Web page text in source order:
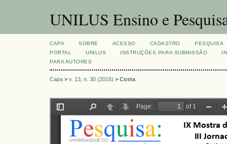
UNILUS Ensino e
CAPA SOBRE ACESSO CADASTRO
PESQUISA
PORTAL
UNILUS INSTRUÇÕES PARA SUBMISSÃO
PARA AUTORES
Capa > v. 13, n. 30 (2016) > Costa